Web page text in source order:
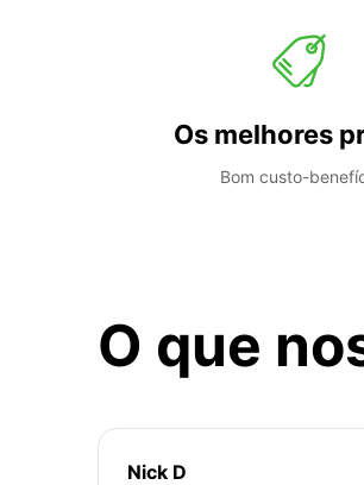
Os melhores
Bom custo-
O que
Nick D